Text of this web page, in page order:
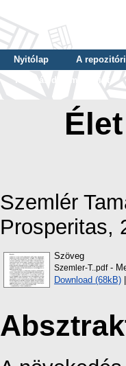
Nyitólap A
Tallózás dátum szerint
Szemlér
Prosperitas,
Szöveg
Szemler-T..pdf-
Download (68kB) |